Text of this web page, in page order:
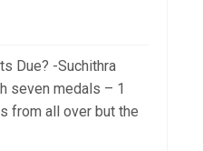
Due? -Suchithra
seven medals – 1
from all over but the